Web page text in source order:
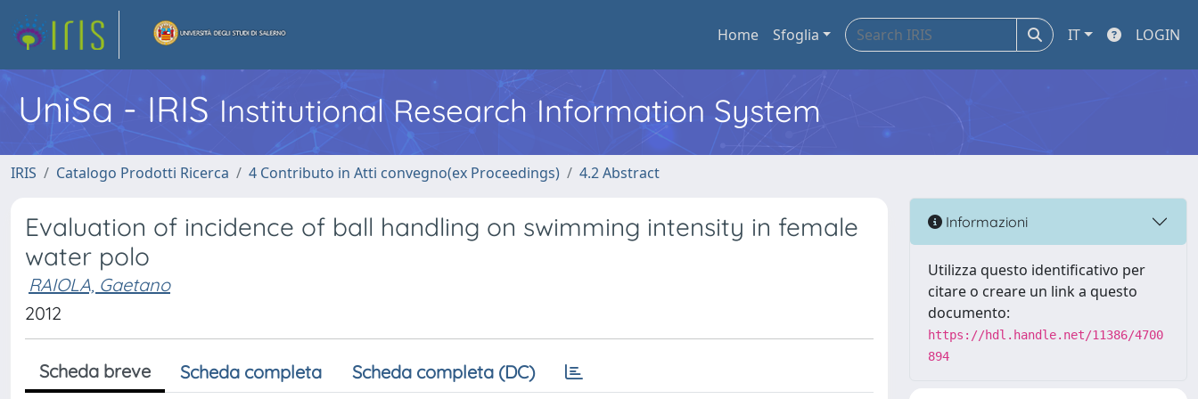
Home Sfoglia IT LOGIN
UniSa - IRIS Institutional Research Information System
IRIS Catalogo Prodotti Ricerca 4 Contributo in Atti convegno(ex Proceedings) 4.2 Abstract
Evaluation of incidence of ball handling on swimming intensity in female
water polo
RAIOLA, Gaetano
2012
Scheda breve Scheda completa Scheda completa (DC)
Informazioni
Utilizza questo identificativo per
citare o creare un link a questo
documento:
https://hdl.handle.net/11386/4700
894